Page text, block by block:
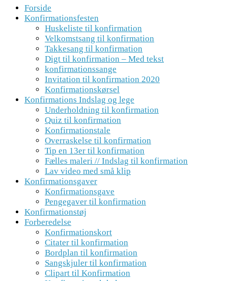
Forside
Konfirmationsfesten
Huskeliste til konfirmation
Velkomstsang til konfirmation
Takkesang til konfirmation
Digt til konfirmation – Med tekst
konfirmationssange
Invitation til konfirmation 2020
Konfirmationskørsel
Konfirmations Indslag og lege
Underholdning til konfirmation
Quiz til konfirmation
Konfirmationstale
Overraskelse til konfirmation
Tip en 13er til konfirmation
Fælles maleri // Indslag til konfirmation
Lav video med små klip
Konfirmationsgaver
Konfirmationsgave
Pengegaver til konfirmation
Konfirmationstøj
Forberedelse
Konfirmationskort
Citater til konfirmation
Bordplan til konfirmation
Sangskjuler til konfirmation
Clipart til Konfirmation